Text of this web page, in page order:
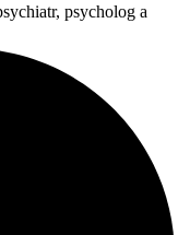
psycholog a